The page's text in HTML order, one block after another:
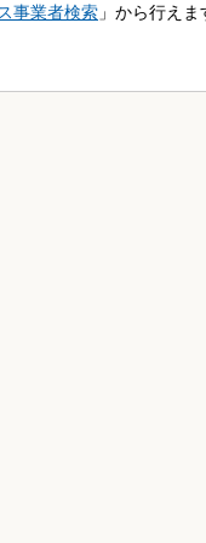
事業者検索 」から行えま